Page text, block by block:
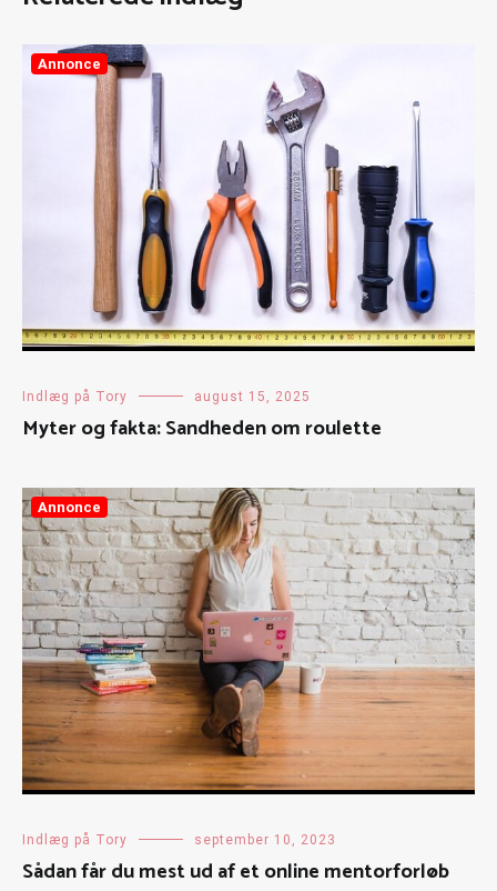
Annonce
Indlæg på Tory august 15, 2025
Myter og fakta: Sandheden om roulette
Annonce
Indlæg på Tory september 10, 2023
Sådan får du mest ud af et online mentorforløb